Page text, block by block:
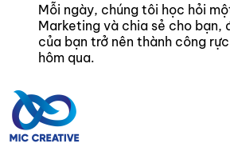
Mỗi ngày, chúng tôi học hỏi
Marketing và chia sẻ cho bạn,
của bạn trở nên thành công
hôm qua.